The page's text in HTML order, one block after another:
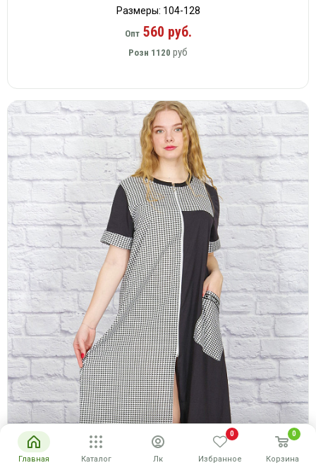
Размеры: 104-128
Опт560 руб.
Розн 1120 руб
Главная Каталог Лк
0
Избранное
0
Корзина